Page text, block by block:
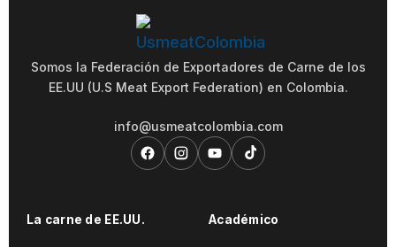
La carne de EE.UU. Académico
Somos la Federación de Exportadores de Carne de los
EE.UU (U.S Meat Export Federation) en Colombia.
info@usmeatcolombia.com